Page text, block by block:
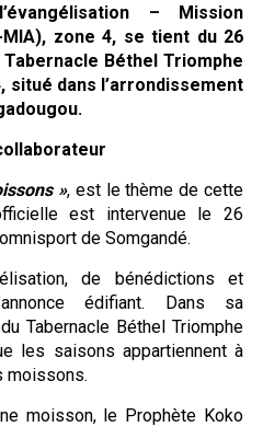
– Mission
zone 4, se tient du 26
Béthel Triomphe
situé dans l’arrondissement
», est le thème de cette
est intervenue le 26
de Somgandé.
de bénédictions et
édifiant. Dans sa
Tabernacle Béthel Triomphe
les saisons appartiennent à
moissons.
moisson, le Prophète Koko